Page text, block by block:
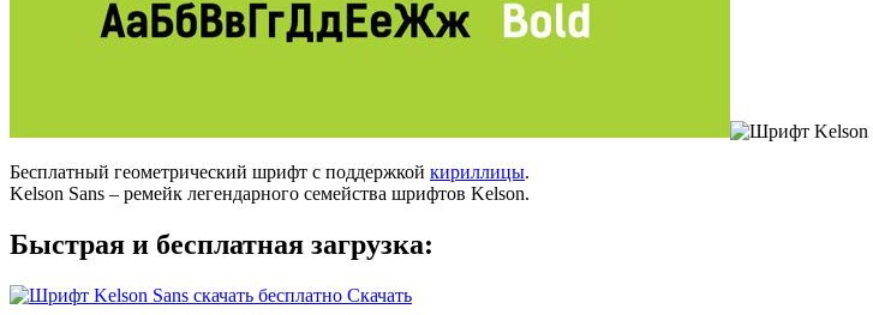
Бесплатный геометрический шрифт с поддержкой кириллицы.
Kelson Sans – ремейк легендарного семейства шрифтов Kelson.
Быстрая и бесплатная загрузка:
Скачать